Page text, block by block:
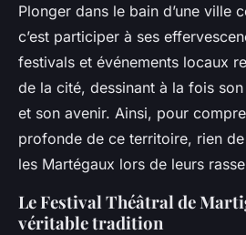
Plonger dans le bain d’une ville
c’est participer à ses
festivals et événements locaux
de la cité, dessinant à la fois
et son avenir. Ainsi, pour
profonde de ce territoire, rien
les Martégaux lors de leurs
Le Festival Théâtral de
véritable tradition